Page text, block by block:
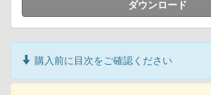
ダウンロード
購入前に目次をご確認ください